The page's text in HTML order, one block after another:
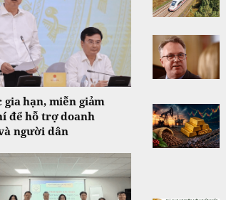
gia hạn, miễn giảm
để hỗ trợ doanh
người dân